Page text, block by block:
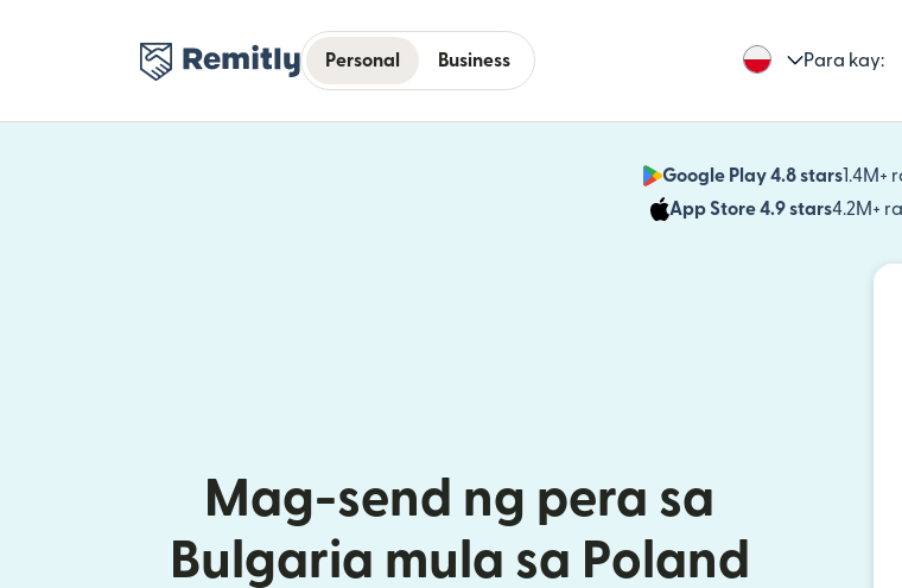
Personal Business Para kay:
Google Play 4.8 stars1.4M+
App Store 4.9 stars4.2M+
Mag-send ng pera sa
Bulgaria mula sa Poland